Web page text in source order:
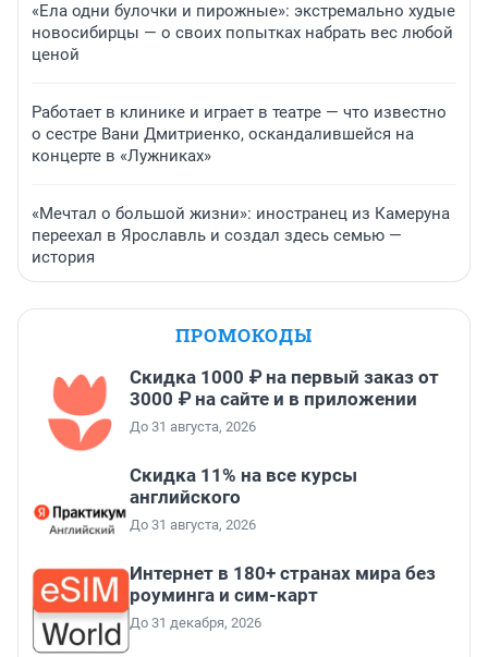
«Ела одни булочки и пирожные»: экстремально худые
новосибирцы — о своих попытках набрать вес любой
ценой
Работает в клинике и играет в театре — что известно
о сестре Вани Дмитриенко, оскандалившейся на
концерте в «Лужниках»
«Мечтал о большой жизни»: иностранец из Камеруна
переехал в Ярославль и создал здесь семью —
история
ПРОМОКОДЫ
Скидка 1000 ₽ на первый заказ от
3000 ₽ на сайте и в приложении
До 31 августа, 2026
Скидка 11% на все курсы
английского
До 31 августа, 2026
Интернет в 180+ странах мира без
роуминга и сим-карт
До 31 декабря, 2026